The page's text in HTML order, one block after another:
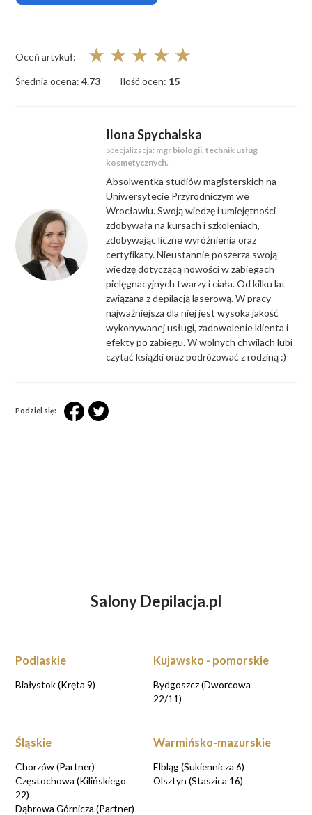
Oceń artykuł: ☆ ☆ ☆ ☆ ☆
Średnia ocena: 4.73 Ilość ocen: 15
Ilona Spychalska
Specjalizacja: mgr biologii, technik usług
kosmetycznych.
Absolwentka studiów magisterskich na
Uniwersytecie Przyrodniczym we
Wrocławiu. Swoją wiedzę i umiejętności
zdobywała na kursach i szkoleniach,
zdobywając liczne wyróżnienia oraz
certyfikaty. Nieustannie poszerza swoją
wiedzę dotyczącą nowości w zabiegach
pielęgnacyjnych twarzy i ciała. Od kilku lat
związana z depilacją laserową. W pracy
najważniejsza dla niej jest wysoka jakość
wykonywanej usługi, zadowolenie klienta i
efekty po zabiegu. W wolnych chwilach lubi
czytać książki oraz podróżować z rodziną :)
Podziel się:
ZASTANAWIASZ SIĘ NAD DEPILACJĄ
Salony Depilacja.pl
Podlaskie
Białystok (Kręta 9)
Kujawsko - pomorskie
Bydgoszcz (Dworcowa
22/11)
Śląskie
Chorzów (Partner)
Częstochowa (Kilińskiego
22)
Dąbrowa Górnicza (Partner)
Warmińsko-mazurskie
Elbląg (Sukiennicza 6)
Olsztyn (Staszica 16)